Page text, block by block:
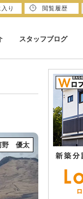
スタッフブログ
野 優太
り 閲覧履歴